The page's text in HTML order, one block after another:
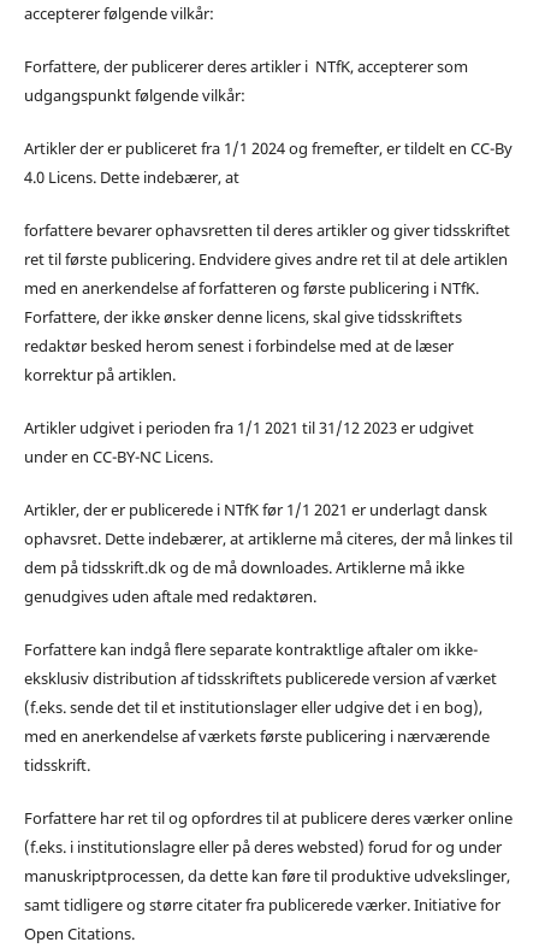
accepterer følgende vilkår:
Forfattere, der publicerer deres artikler i NTfK, accepterer som
udgangspunkt følgende vilkår:
Artikler der er publiceret fra 1/1 2024 og fremefter, er tildelt en CC-By
4.0 Licens. Dette indebærer, at
forfattere bevarer ophavsretten til deres artikler og giver tidsskriftet
ret til første publicering. Endvidere gives andre ret til at dele artiklen
med en anerkendelse af forfatteren og første publicering i NTfK.
Forfattere, der ikke ønsker denne licens, skal give tidsskriftets
redaktør besked herom senest i forbindelse med at de læser
korrektur på artiklen.
Artikler udgivet i perioden fra 1/1 2021 til 31/12 2023 er udgivet
under en CC-BY-NC Licens.
Artikler, der er publicerede i NTfK før 1/1 2021 er underlagt dansk
ophavsret. Dette indebærer, at artiklerne må citeres, der må linkes til
dem på tidsskrift.dk og de må downloades. Artiklerne må ikke
genudgives uden aftale med redaktøren.
Forfattere kan indgå flere separate kontraktlige aftaler om ikke-
eksklusiv distribution af tidsskriftets publicerede version af værket
(f.eks. sende det til et institutionslager eller udgive det i en bog),
med en anerkendelse af værkets første publicering i nærværende
tidsskrift.
Forfattere har ret til og opfordres til at publicere deres værker online
(f.eks. i institutionslagre eller på deres websted) forud for og under
manuskriptprocessen, da dette kan føre til produktive udvekslinger,
samt tidligere og større citater fra publicerede værker. Initiative for
Open Citations.